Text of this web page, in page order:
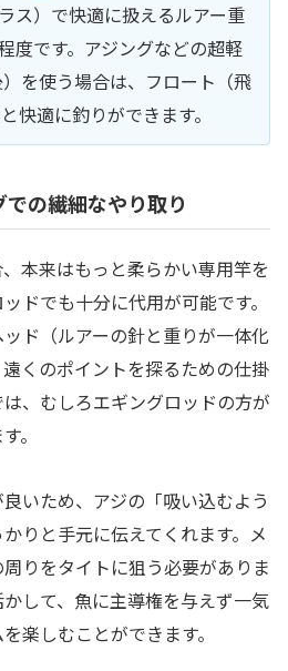
ス）で快適に扱えるルアー重
度です。アジングなどの超軽
を使う場合は、フロート（飛
快適に釣りができます。
の繊細なやり取り
本来はもっと柔らかい専用竿を
ドでも十分に代用が可能です。
ド（ルアーの針と重りが一体化
くのポイントを探るための仕掛
、むしろエギングロッドの方が
。
いため、アジの「吸い込むよう
りと手元に伝えてくれます。メ
りをタイトに狙う必要がありま
して、魚に主導権を与えず一気
楽しむことができます。